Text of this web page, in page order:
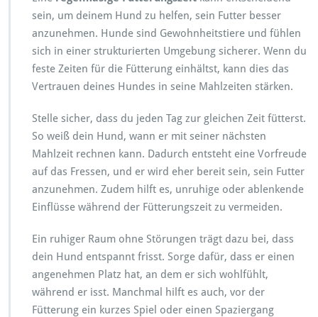
sein, um deinem Hund zu helfen, sein Futter besser
anzunehmen. Hunde sind Gewohnheitstiere und fühlen
sich in einer strukturierten Umgebung sicherer. Wenn du
feste Zeiten für die Fütterung einhältst, kann dies das
Vertrauen deines Hundes in seine Mahlzeiten stärken.
Stelle sicher, dass du jeden Tag zur gleichen Zeit fütterst.
So weiß dein Hund, wann er mit seiner nächsten
Mahlzeit rechnen kann. Dadurch entsteht eine Vorfreude
auf das Fressen, und er wird eher bereit sein, sein Futter
anzunehmen. Zudem hilft es, unruhige oder ablenkende
Einflüsse während der Fütterungszeit zu vermeiden.
Ein ruhiger Raum ohne Störungen trägt dazu bei, dass
dein Hund entspannt frisst. Sorge dafür, dass er einen
angenehmen Platz hat, an dem er sich wohlfühlt,
während er isst. Manchmal hilft es auch, vor der
Fütterung ein kurzes Spiel oder einen Spaziergang